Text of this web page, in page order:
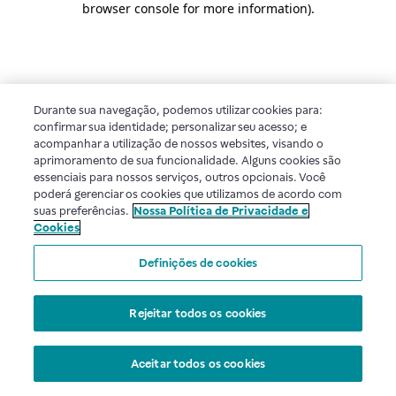
browser console for more information).
Durante sua navegação, podemos utilizar cookies para:
confirmar sua identidade; personalizar seu acesso; e
acompanhar a utilização de nossos websites, visando o
aprimoramento de sua funcionalidade. Alguns cookies são
essenciais para nossos serviços, outros opcionais. Você
poderá gerenciar os cookies que utilizamos de acordo com
suas preferências. Nossa Política de Privacidade e
Cookies
Definições de cookies
Rejeitar todos os cookies
Aceitar todos os cookies